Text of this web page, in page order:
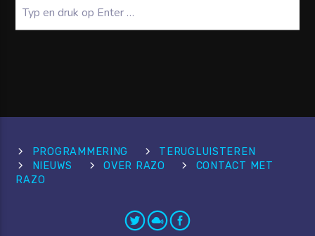
PROGRAMMERING
TERUGLUISTEREN
NIEUWS
OVER RAZO
CONTACT MET
RAZO